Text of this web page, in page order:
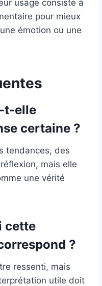
usage consiste à
pour mieux
émotion ou une
t-elle
certaine ?
tendances, des
mais elle
une vérité
cette
?
ressenti, mais
utile doit